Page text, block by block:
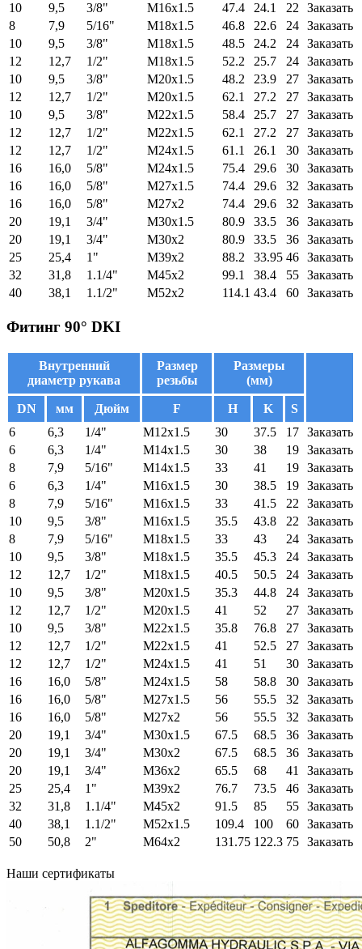
10
9,5 3/8" M16x1.5 47.4 24.1 22
Заказать
8
7,9 5/16" M18x1.5 46.8 22.6 24 Заказать
10
9,5 3/8" M18x1.5 48.5 24.2 24 Заказать
12
12,7 1/2" M18x1.5 52.2 25.7 24 Заказать
10
9,5 3/8" M20x1.5 48.2 23.9 27 Заказать
12
12,7 1/2" M20x1.5 62.1 27.2 27 Заказать
10
9,5 3/8" M22x1.5 58.4 25.7 27 Заказать
12
12,7 1/2" M22x1.5 62.1 27.2 27 Заказать
12
12,7 1/2" M24x1.5 61.1 26.1 30 Заказать
16
16,0 5/8" M24x1.5 75.4 29.6 30 Заказать
16
16,0 5/8" M27x1.5 74.4 29.6 32
Заказать
16
16,0 5/8" M27x2 74.4 29.6 32
Заказать
20
19,1 3/4" M30x1.5 80.9 33.5 36 Заказать
20
19,1 3/4" M30x2 80.9 33.5 36 Заказать
25
25,4 1" M39x2 88.2 33.95 46 Заказать
32
31,8 1.1/4" M45x2 99.1 38.4 55 Заказать
40
38,1 1.1/2" M52x2 114.1 43.4 60 Заказать
Фитинг 90° DKI
Внутренний
диаметр рукава
Размер
резьбы
Размеры
(мм)
DN мм Дюйм F H K
S
6
6,3 1/4" M12x1.5 30 37.5 17 Заказать
6
6,3 1/4" M14x1.5 30 38 19 Заказать
8
7,9 5/16" M14x1.5 33 41 19 Заказать
6
6,3 1/4" M16x1.5 30 38.5 19 Заказать
8
7,9 5/16" M16x1.5 33 41.5 22
Заказать
10
9,5 3/8" M16x1.5 35.5 43.8 22
Заказать
8
7,9 5/16" M18x1.5 33 43 24 Заказать
10
9,5 3/8" M18x1.5 35.5 45.3 24 Заказать
12
12,7 1/2" M18x1.5 40.5 50.5 24 Заказать
10
9,5 3/8" M20x1.5 35.3 44.8 24 Заказать
12
12,7 1/2" M20x1.5 41 52 27 Заказать
10
9,5 3/8" M22x1.5 35.8 76.8 27 Заказать
12
12,7 1/2" M22x1.5 41 52.5 27 Заказать
12
12,7 1/2" M24x1.5 41 51 30 Заказать
16
16,0 5/8" M24x1.5 58 58.8 30 Заказать
16
16,0 5/8" M27x1.5 56 55.5 32
Заказать
16
16,0 5/8" M27x2 56 55.5 32
Заказать
20
19,1 3/4" M30x1.5 67.5 68.5 36 Заказать
20
19,1 3/4" M30x2 67.5 68.5 36 Заказать
20
19,1 3/4" M36x2 65.5 68 41
Заказать
25
25,4 1" M39x2 76.7 73.5 46 Заказать
32
31,8 1.1/4" M45x2 91.5 85 55 Заказать
40
38,1 1.1/2" M52x1.5 109.4 100 60 Заказать
50
50,8 2" M64x2 131.75 122.3 75 Заказать
Наши сертификаты